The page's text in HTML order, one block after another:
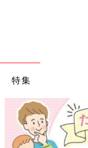
特集
【ワ